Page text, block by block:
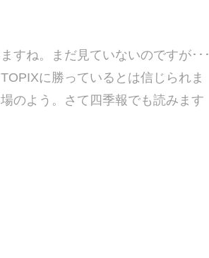
すね。まだ見ていないのですが･･･
に勝っているとは信じられま
のよう。さて四季報でも読みます